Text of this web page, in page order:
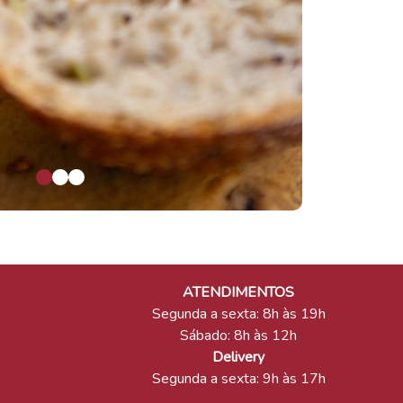
ATENDIMENTOS
Segunda a sexta: 8h às 19h
Sábado: 8h às 12h
Delivery
Segunda a sexta: 9h às 17h